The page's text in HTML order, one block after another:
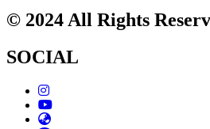
© 2024 All Rights
SOCIAL